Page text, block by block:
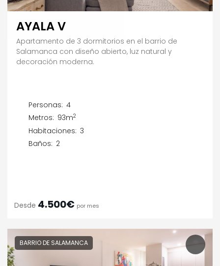
AYALA V
Apartamento de 3 dormitorios en el barrio de
Salamanca con diseño abierto, luz natural y
decoración moderna.
Personas: 4
Metros: 93m2
Habitaciones: 3
Baños: 2
Desde 4.500€ por mes
BARRIO DE SALAMANCA